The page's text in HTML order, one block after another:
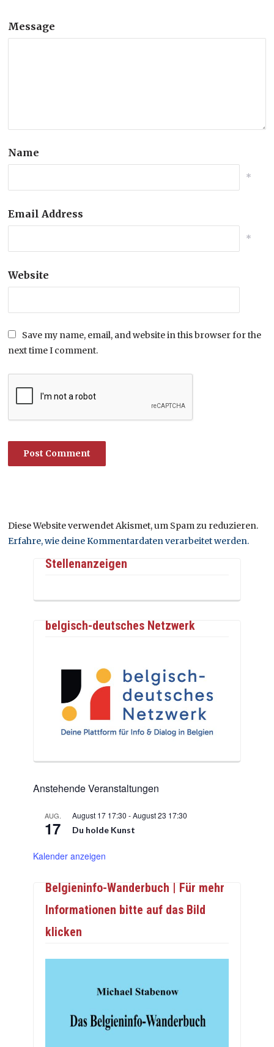
Message
Name
*
Email Address
*
Website
Save my name, email, and website in this browser for the
next time I comment.
Diese Website verwendet Akismet, um Spam zu reduzieren.
Erfahre, wie deine Kommentardaten verarbeitet werden.
Stellenanzeigen
belgisch-deutsches Netzwerk
Anstehende Veranstaltungen
AUG.
17
August 17 17:30 -August 23 17:30
Du holde Kunst
Kalender anzeigen
Belgieninfo-Wanderbuch | Für mehr
Informationen bitte auf das Bild
klicken